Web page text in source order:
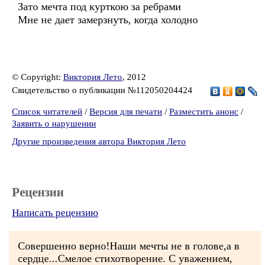
Зато мечта под курткою за ребрами
Мне не дает замерзнуть, когда холодно
© Copyright: Виктория Лето, 2012
Свидетельство о публикации №112050204424
Список читателей / Версия для печати / Разместить анонс /
Заявить о нарушении
Другие произведения автора Виктория Лето
Рецензии
Написать рецензию
Совершенно верно!Наши мечты не в голове,а в
сердце...Смелое стихотворение. С уважением,